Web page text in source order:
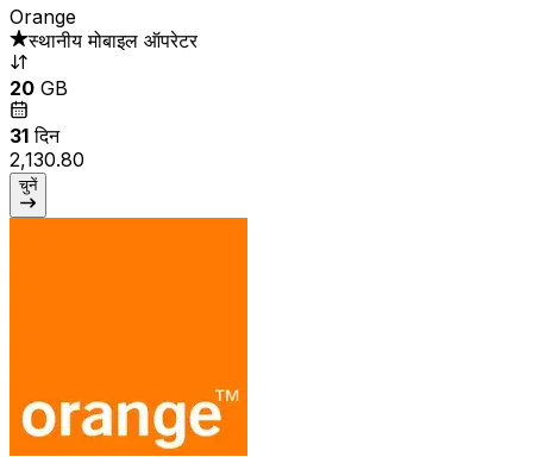
Orange
स्थानीय मोबाइल ऑपरेटर
20 GB
31 दिन
₹2,130.80
चुनें